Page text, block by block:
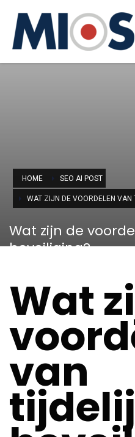
HOME SEO AI POST
WAT ZIJN DE VOORDELEN VAN
Wat zijn de
beveiliging?
Wat
van